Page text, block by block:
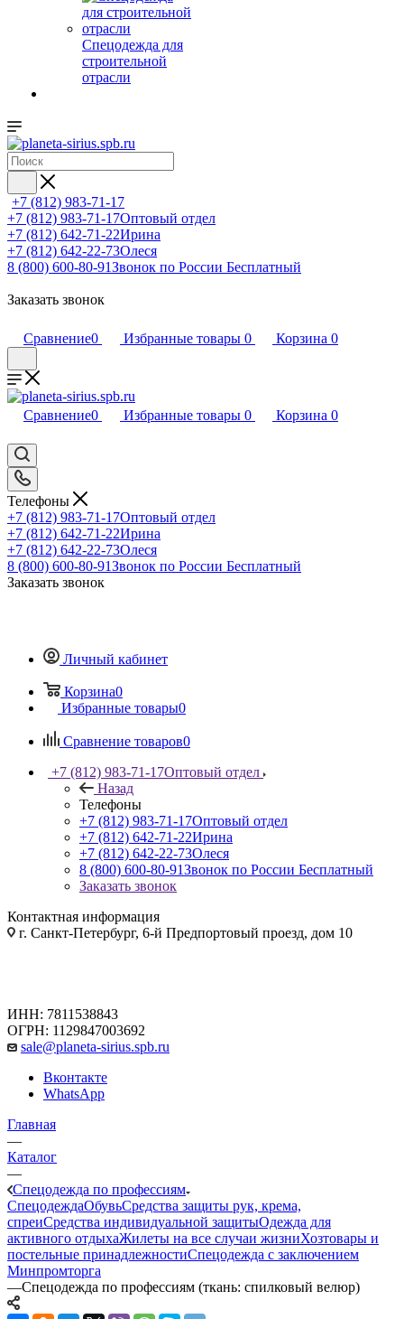
Спецодежда для
строительной
отрасли
+7 (812) 983-71-17
+7 (812) 983-71-17Оптовый отдел
+7 (812) 642-71-22Ирина
+7 (812) 642-22-73Олеся
8 (800) 600-80-91Звонок по России Бесплатный
Заказать звонок
Сравнение0 Избранные товары 0 Корзина 0
Сравнение0 Избранные товары 0 Корзина 0
Телефоны
+7 (812) 983-71-17Оптовый отдел
+7 (812) 642-71-22Ирина
+7 (812) 642-22-73Олеся
8 (800) 600-80-91Звонок по России Бесплатный
Заказать звонок
Личный кабинет
Корзина0
Избранные товары0
Сравнение товаров0
+7 (812) 983-71-17Оптовый отдел
Назад
Телефоны
+7 (812) 983-71-17Оптовый отдел
+7 (812) 642-71-22Ирина
+7 (812) 642-22-73Олеся
8 (800) 600-80-91Звонок по России Бесплатный
Заказать звонок
Контактная информация
г. Санкт-Петербург, 6-й Предпортовый проезд, дом 10
ИНН: 7811538843
ОГРН: 1129847003692
sale@planeta-sirius.spb.ru
Вконтакте
WhatsApp
Главная
—
Каталог
—
Спецодежда по профессиям
СпецодеждаОбувьСредства защиты рук, крема,
спреиСредства индивидуальной защитыОдежда для
активного отдыхаЖилеты на все случаи жизниХозтовары и
постельные принадлежностиСпецодежда с заключением
Минпромторга
—Спецодежда по профессиям (ткань: спилковый велюр)